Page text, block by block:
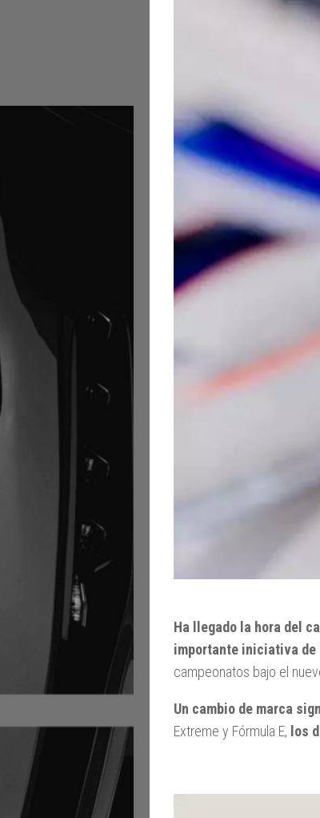
Ha llegado la hora del
importante iniciativa
campeonatos bajo el
Un cambio de marca
Extreme y Fórmula E, los